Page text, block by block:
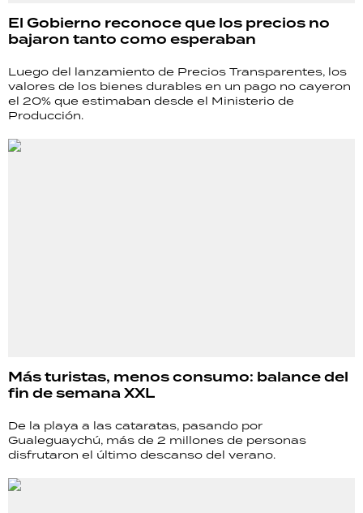
El Gobierno reconoce que los precios no
bajaron tanto como esperaban
Luego del lanzamiento de Precios Transparentes, los
valores de los bienes durables en un pago no cayeron
el 20% que estimaban desde el Ministerio de
Producción.
Más turistas, menos consumo: balance del
fin de semana XXL
De la playa a las cataratas, pasando por
Gualeguaychú, más de 2 millones de personas
disfrutaron el último descanso del verano.